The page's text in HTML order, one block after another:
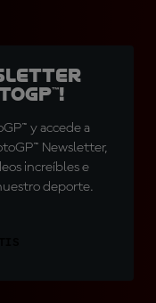
y accede a
Newsletter,
increíbles e
deporte.